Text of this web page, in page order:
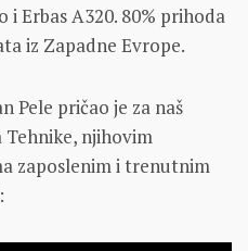
i Erbas A320. 80% prihoda
iz Zapadne Evrope.
Pele pričao je za naš
njihovim
zaposlenim i trenutnim